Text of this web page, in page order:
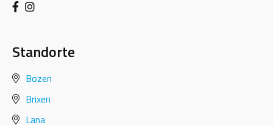
Standorte
Bozen
Brixen
Lana